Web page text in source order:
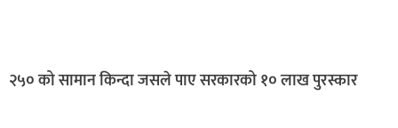
२५० को सामान किन्दा जसले पाए सरकारको १० लाख पुरस्कार